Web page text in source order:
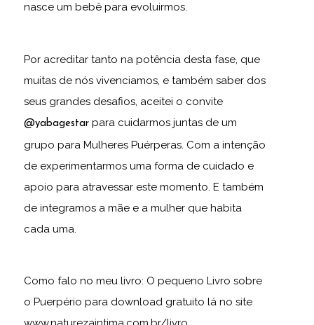
nasce um bebê para evoluirmos.
Por acreditar tanto na potência desta fase, que
muitas de nós vivenciamos, e também saber dos
seus grandes desafios, aceitei o convite
@yabagestar para cuidarmos juntas de um
grupo para Mulheres Puérperas. Com a intenção
de experimentarmos uma forma de cuidado e
apoio para atravessar este momento. E também
de integramos a mãe e a mulher que habita
cada uma.
Como falo no meu livro: O pequeno Livro sobre
o Puerpério para download gratuito lá no site